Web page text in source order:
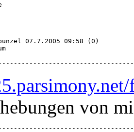
07.7.2005 09:58 (0)
von